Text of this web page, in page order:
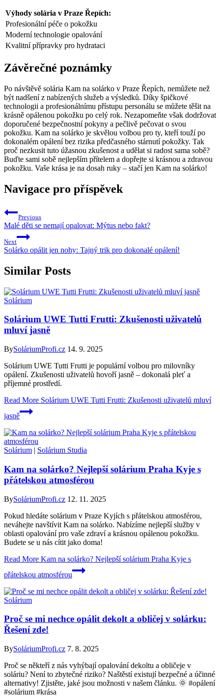
Výhody solária v Praze Řepích:
Profesionální péče‍ o pokožku
Moderní technologie opalování
Kvalitní přípravky pro hydrataci
Závěrečné poznámky
Po návštěvě ⁣solária Kam na solárko​ v Praze Řepích, nemůžete než
být nadšení z ​nabízených⁢ služeb⁢ a výsledků. Díky špičkové
technologii a profesionálnímu​ přístupu personálu se můžete‍ těšit na
krásně opálenou pokožku po celý rok. Nezapomeňte však dodržovat
doporučené bezpečnostní pokyny a pečlivě pečovat o ⁤svou
pokožku. Kam na solárko‌ je skvělou volbou pro ty, kteří touží po
dokonalém opálení ⁤bez rizika předčasného stárnutí pokožky. Tak
proč nezkusit tuto úžasnou zkušenost a udělat si radost⁣ sama sobě?
Buďte⁤ sami sobě nejlepším ⁤přítelem a ⁤dopřejte si krásnou a zdravou
pokožku. Vaše krása ⁤je na dosah ruky – stačí jen Kam na solárko!
Navigace pro příspěvek
Previous
Malé děti se nemají opalovat: Mýtus nebo fakt?
Next
Solárko opálit jen nohy: Tajný trik pro dokonalé opálení!
Similar Posts
Solárium
Solárium UWE Tutti Frutti: Zkušenosti uživatelů
mluví jasně
BySoláriumProfi.cz 14. 9. 2025
Solárium UWE Tutti Frutti je populární volbou pro milovníky
opálení. Zkušenosti uživatelů hovoří jasně – dokonalá pleť a
příjemné prostředí.
Read More Solárium UWE Tutti Frutti: Zkušenosti uživatelů mluví
jasně
Solárium | Solárium Studia
Kam na solárko? Nejlepší solárium Praha Kyje s
přátelskou atmosférou
BySoláriumProfi.cz 12. 11. 2025
Pokud hledáte solárium v Praze Kyjích s přátelskou atmosférou,
neváhejte navštívit Kam na solárko. Nabízíme nejlepší služby v
oblasti opalování pro vaše zdraví a krásnou opálenou pokožku.
Budete se u nás cítit jako doma!
Read More Kam na solárko? Nejlepší solárium Praha Kyje s
přátelskou atmosférou
Solárium
Proč se mi nechce opálit dekolt a obličej v solárku:
Řešení zde!
BySoláriumProfi.cz 7. 8. 2025
Proč se někteří z nás vyhýbají opalování dekoltu a obličeje v
soláriu? Není to zbytečné riziko? Naštěstí existují bezpečné a účinné
alternativy! Zjistěte, jaké jsou možnosti v našem článku. 🌞 #opálení
#solárium #krása